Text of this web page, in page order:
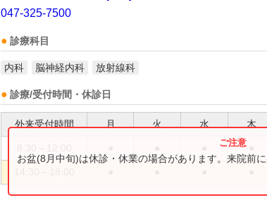
047-325-7500
診療科目
内科 脳神経内科 放射線科
診療/受付時間・休診日
外来受付時間 月 火 水 木
お盆(8月中旬)は休診・休業の場合があります。来院前